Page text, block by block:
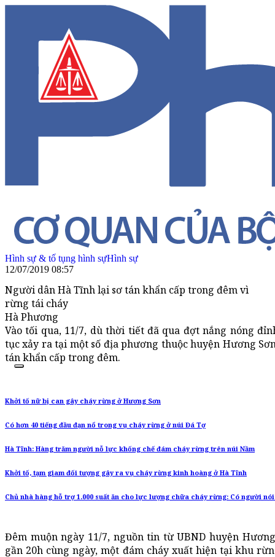
Hình sự & tố tụng hình sựHình sự
12/07/2019 08:57
Người dân Hà Tĩnh lại sơ tán khẩn cấp trong đêm vì
rừng tái cháy
Hà Phương
Vào tối qua, 11/7, dù thời tiết đã qua đợt nắng nóng
tục xảy ra tại một số địa phương thuộc huyện Hương
tán khẩn cấp trong đêm.
Khởi tố nữ bị can gây cháy rừng ở Hương Sơn
Có hơn 40 tiếng đầu đạn nổ trong vụ cháy rừng ở núi Đá Tợ
Hà Tĩnh: Hàng trăm người nỗ lực khống chế đám cháy rừng trên núi Nầm
Khởi tố, tạm giam đối tượng gây ra vụ cháy rừng kinh hoàng ở Hà Tĩnh
Chủ nhà hàng hỗ trợ 1.000 suất ăn cho lực lượng chữa cháy rừng: Có người
Đêm muộn ngày 11/7, nguồn tin từ UBND huyện
gần 20h cùng ngày, một đám cháy xuất hiện tại khu